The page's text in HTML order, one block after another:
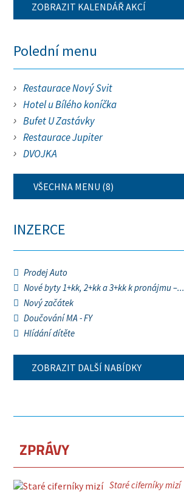
ZOBRAZIT KALENDÁŘ AKCÍ
Polední menu
Restaurace Nový Svit
Hotel u Bílého koníčka
Bufet U Zastávky
Restaurace Jupiter
DVOJKA
VŠECHNA MENU (8)
INZERCE
Prodej Auto
Nové byty 1+kk, 2+kk a 3+kk k pronájmu –...
Nový začátek
Doučování MA - FY
Hlídání dítěte
ZOBRAZIT DALŠÍ NABÍDKY
ZPRÁVY
Staré ciferníky mizí